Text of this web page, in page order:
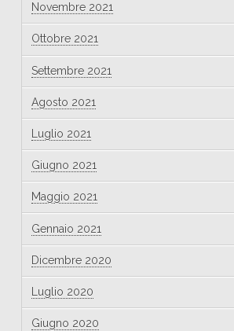
Novembre 2021
Ottobre 2021
Settembre 2021
Agosto 2021
Luglio 2021
Giugno 2021
Maggio 2021
Gennaio 2021
Dicembre 2020
Luglio 2020
Giugno 2020